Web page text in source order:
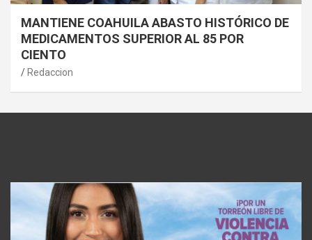
MANTIENE COAHUILA ABASTO HISTÓRICO DE
MEDICAMENTOS SUPERIOR AL 85 POR
CIENTO
Redaccion